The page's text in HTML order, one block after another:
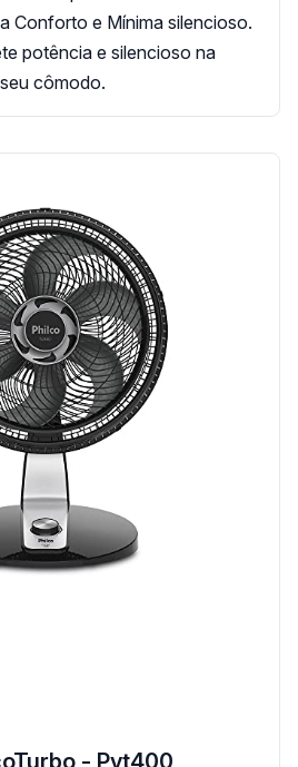
Conforto e Mínima silencioso.
potência e silencioso na
cômodo.
- Pvt400